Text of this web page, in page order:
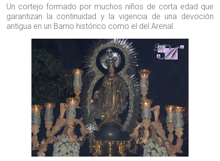
Un cortejo formado por muchos niños de corta edad que
garantizan la continuidad y la vigencia de una devoción
antigua en un Barrio histórico como el del Arenal.